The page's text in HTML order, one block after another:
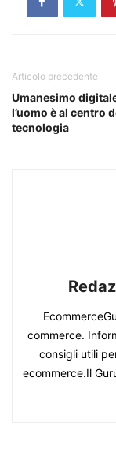
Articolo precedente
Umanesimo
l’uomo è al centro
tecnologia
commerce.
consigli utili
ecommerce.Il